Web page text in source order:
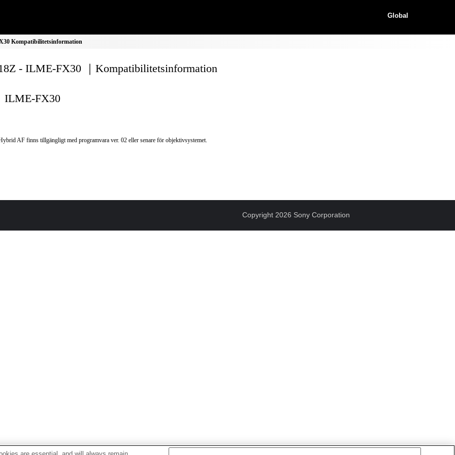
Global
Kompatibilitetsinformation
- ILME-FX30 ｜Kompatibilitetsinformation
ILME-FX30
AF finns tillgängligt med programvara ver. 02 eller senare för objektivsystemet.
Copyright 2026 Sony Corporation